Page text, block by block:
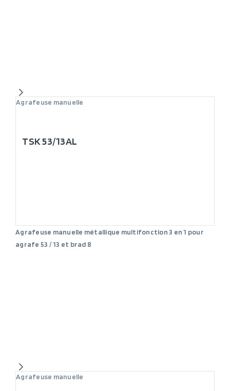
Agrafeuse manuelle
TSK 53/13AL
Agrafeuse manuelle métallique multifonction 3 en 1 pour
agrafe 53 / 13 et brad 8
Agrafeuse manuelle